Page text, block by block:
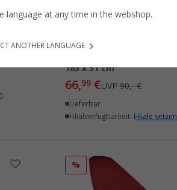
Regular Isomatte
183 x 51 cm
66,99€UVP90,- €
Lieferbar
Filialverfügbarkeit: Filiale setzen
%
language at any time in the webshop.
ANOTHER LANGUAGE